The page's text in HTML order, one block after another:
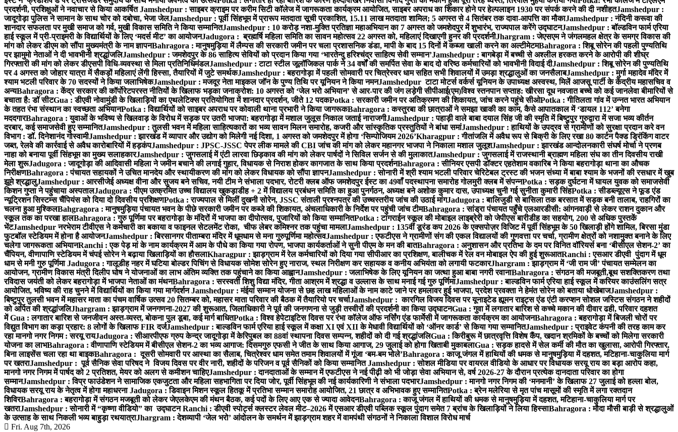
प्रदर्शनी, प्रशिक्षुओं ने नवाचार से किया आकर्षितJamshedpur : साइबर क्राइम पर करीम सिटी कॉलेज में जागरूकता कार्यक्रम आयोजित, साइबर अपराध का शिकार होने पर हेल्पलाइन 1930 पर संपर्क करने की दी नशीहतJamshedpur :
जादूगोड़ा पुलिस ने सामान के साथ चोर को दबोचा, भेजा जेलJamshedpur : पूर्वी सिंहभूम में प्रारूप मतदाता सूची प्रकाशित, 15.11 लाख मतदाता शामिल; 5 अगस्त से 4 सितंबर तक दावा-आपत्ति का मौकाJamshedpur : नंदिनी करूवा की
शानदार सफलता पर मुखी समाज को गर्व, मुखी विकास समिति ने किया सम्मानितJamshedpur : 10 करोड़ नशा-मुक्ति प्रतिज्ञा महाअभियान का 7 अगस्त को जमशेदपुर में शुभारंभ, राज्यपाल करेंगे उद्घाटनJamshedpur : बॉल्डविन फार्म एरिया
हाई स्कूल में प्री-प्राइमरी के विद्यार्थियों के लिए ‘मदर्स मीट’ का आयोजनJadugora : ब्रह्मर्षि महिला समिति का सावन महोत्सव 22 अगस्त को, महिलाएं दिखाएगी हुनर की प्रदर्शनीJhargram : जेएसएम ने जंगलमहल क्षेत्र के समग्र विकास की
मांग को लेकर डीएम को सौंपा मुख्यमंत्री के नाम ज्ञापनBahragora : मानुषमुड़िया में लैम्पस की सरकारी जमीन पर चला प्रशासनिक डंडा, मापी के बाद 15 दिनों में कब्जा खाली करने का अल्टीमेटमBahragora : शिबू सोरेन की पहली पुण्यतिथि
पर झामुमो नेताओं ने दी भावभीनी श्रद्धांजलिJamshedpur : जमशेदपुर के 86 साहित्य सेवियों को प्रदान किया गया ‘भारतेन्दु हरिश्चंद्र साहित्य सेवी सम्मान’Jamshedpur : बागबेड़ा में बच्ची से अश्लील हरकत करने के आरोपी की शीघ्र
गिरफ्तारी की मांग को लेकर डीएसपी विधि-व्यवस्था से मिला प्रतिनिधिमंडलJamshedpur : टाटा स्टील जूलॉजिकल पार्क ने 34 वर्षों की समर्पित सेवा के बाद दो वरिष्ठ कर्मचारियों को भावभीनी विदाई दीJamshedpur : शिबू सोरेन की पुण्यतिथि
पर 4 अगस्त को जोहार यात्रा में सैकड़ों महिलाएं लेंगी हिस्सा, तैयारियों में जुटे समर्थकJamshedpur : बहरागोड़ा में पहली सोमवारी पर चित्रेस्वर धाम सहित सभी शिवालयों में उमड़ा श्रद्धालुओं का जनसैलाबJamshedpur : मुर्गा महादेव मंदिर में
श्याम भटली परिवार के 70 सदस्यों ने किया जलाभिषेकJamshedpur : मजदूर नेता माइकल जॉन के पुण्य तिथि पर यूनियन ने किया नमनJamshedpur टाटा मोटर्स वर्कर्स यूनियन के उपाध्यक्ष अस्वस्थ, मिलें आजसू पार्टी के केंद्रीय महासचिव व
अन्यBahragora : केंद्र सरकार की कॉर्पोरेटपरस्त नीतियों के खिलाफ भड़का जनाक्रोश: 10 अगस्त को ‘जेल भरो अभियान’ से आर-पार की जंग लड़ेगी सीपीआई(एम)विश्व स्तनपान सप्ताह: खीरसा दूध नवजात बच्चे को कई जानलेवा बीमारियों से
बचाता है: डॉ सीटGua : डीएवी नोवामुंडी के खिलाड़ियों का एथलेटिक्स प्रतियोगिता में शानदार प्रदर्शन, जीते 12 पदकPotka : सरकारी जमीन पर अतिक्रमण की शिकायत, जांच करने पहुंचे सीओPotka : गीतिलता गांव में उन्नत भारत अभियान
के तहत रंभा संस्थान का स्वच्छता अभियानPotka : विद्यार्थियों को साइबर अपराध पर कोवाली थाना प्रभारी ने किया जागरूकBahragora : कस्तुरबा की छात्राओं ने समझा खाकी का काम, कैसे आपातकाल में ‘डायल 112’ बनेगा
मददगारBahragora : युवाओं के भविष्य से खिलवाड़ के विरोध में सड़क पर उतरी भाजपा: बहरागोड़ा में मशाल जुलूस निकाल जताई नाराजगीJamshedpur : पहाड़ी वाले बाबा दयाल सिंह जी की स्मृति में बिष्टुपुर गुरुद्वारा में सजा भव्य कीर्तन
दरबार, कई समाजसेवी हुए सम्मानितJamshedpur : तुलसी भवन में महिला साहित्यकारों का भव्य सावन मिलन समारोह, कजरी और सांस्कृतिक प्रस्तुतियों ने बांधा समांJamshedpur : हाथियों के उपद्रव से ग्रामीणों को सुरक्षा प्रदान करे वन
विभाग : डॉ. दिनेशानंद गोस्वामीJamshedpur : झारखंड में व्यापार और उद्योग को मिलेगी नई दिशा, 1 अगस्त को जमशेदपुर में होगा ‘सिम्पोजियम 2026’Kharagpur : गीतांजलि में अवैध रूप से बिक्री के लिए रखा 80 कार्टन पैक्ड ड्रिंकिंग वाटर
जब्त, रेलवे की कार्रवाई से अवैध कारोबारियों में हड़कंपJamshedpur : JPSC-JSSC पेपर लीक मामले की CBI जांच की मांग को लेकर महानगर भाजपा ने निकाला मशाल जुलूशJamshedpur : झारखंड आन्दोलनकारी संघर्ष मोर्चा ने प्रणब
नाहा को बनाया पूर्वी सिंहभूम का मुख्य सलाहकारJamshedpur : जुगसलाई में एंटी लारवा छिड़काव की मांग को लेकर पार्षदों ने सिविल सर्जन से की मुलाकातJamshedpur : जुगसलाई में राजस्थानी ब्राह्मण महिला संघ का तीन दिवसीय राखी
मेला शुरूJadugora : जादूगोड़ा की आदिवासी महिला ने जमीन बचाने की लगाई गुहार, विधायक से निराश होकर कागजात के साथ किया प्रदर्शनBahragora : सीनियर एसपी डॉक्टर एहतेशाम वकारिब ने किया बहरागोड़ा थाना का औचक
निरीक्षणBahragora : पंचायत सहायकों ने उचित मानदेय और स्थायीकरण की मांग को लेकर विधायक को सौंपा ज्ञापनJamshedpur : सोनारी में श्री श्याम भटली परिवार चेरिटेबल ट्रस्ट की भजन संध्या में बाबा श्याम के भजनों की रसधार में खुब
झूमे श्रद्धालुJamshedpur : आरसीजेई अध्यक्ष वीना और सुजय बने सचिव, नयी टीम ने संभाला पदभार, रोटरी क्लब ऑफ जमशेदपुर ईस्ट का 49वाँ पदस्थापना समारोह गोलमुरी क्लब में संपन्नPotka : सड़क दुर्घटना में घायल युवक को समाजसेवी
किशन गुप्ता ने पहुंचाया अस्पतालJadugora : पीएम उत्क्रमित उच्च विद्यालय खुकड़ाडीह + 2 में विद्यालय प्रबंधन समिति का हुआ पुनर्गठन, अध्यक्ष बने अशोक कुमार दास, उपाध्यक्ष चुनी गई सुनीता कुमारी सिंहPotka : सीडब्ल्यूएस ने फूड एंड
न्यूट्रिशन सिस्टम्स चैंपियंस को दिया दो दिवसीय प्रशिक्षणPotka : राज्यपाल से मिलीं दुखनी सोरेन, JSSC संताली प्रश्नपत्र की उच्चस्तरीय जांच की उठाई मांगJadugora : बालिजुडी से बासिला तक बरसात में सड़क बनी तालाब, राहगिरों का
चलना हुआ मुश्किलBahgragora : मानुषमुड़िया पंचायत भवन के पीछे सरकारी जमीन पर कब्जे की शिकायत, अंचलाधिकारी के निर्देश पर पहुंची जांच टीमBahragora : सांड्रा पंचायत पहुँचे एलआरडीसी: आंगनवाड़ी से लेकर राशन दुकान और
स्कूल तक का परखा हालBahragora : गुरु पूर्णिमा पर बहरागोड़ा के मंदिरों में भाजपा का दीपोत्सव, पुजारियों को किया सम्मानितPotka : टांगराईन स्कूल की मोबाइल लाइब्रेरी को जेपीएस बारीडीह का सहयोग, 200 से अधिक पुस्तकें
भेंटJamshedpur नरभेराम टीवीएस ने कर्मचारी का बकाया व फाइनल सेटलमेंट रोका, चीफ लेबर कमिश्नर तक पहुंचा मामलाJamshedpur : 135वीं डूरंड कप 2026 के एक्सपोज़र विजिट में पूर्वी सिंहभूम के 50 खिलाड़ी होंगे शामिल, बिरसा मुंडा
फुटबॉल स्टेडियम में होना है आयोजनJamshedpur : बिरसानगर पीताम्बरा मंदिर में धूमधाम से मना गुरुपूर्णिमा महोत्सवJamshedpur : एफटीएस ने ग्रामीणों संग की एकल विद्यालयों की गुणवत्ता पर चर्चा, ग्रामीण क्षेत्रों को नशामुक्त बनाने के लिए
चलेगा जागरूकता अभियानRanchi : एक पेड़ मां के नाम कार्यक्रम में आम के पौधे का किया गया रोपण, भाजपा कार्यकर्ताओं ने सुनी पीएम के मन की बातBahragora : अनुशासन और प्रतिभा के दम पर विनित वॉरियर्स बना ‘बीसीएल सेशन-2’ का
चैंपियन, वीणापाणि स्टेडियम में चंपई सोरेन ने बढ़ाया खिलाड़ियों का हौसलाKharagpur : झाड़ग्राम में रेल कर्मचारियों को दिया गया सीपीआर का प्रशिक्षण, बालीचक में रेल वन मोबाइल ऐप की हुई शुरूआतRanchi : एसआर डीएवी पुंदाग में धूम
धाम से मनी गुरु पूर्णिमाJadugora : गालूडीह नहर में घटिया बोल्डर पिचिंग से विधायक सोमेश सोरेन हुए नाराज, स्थल निरीक्षण कर सहायक व कनीय अभियंता को लगायी फटकारJhargram : झाड़ग्राम में ‘जी राम जी’ पंचायत सम्मेलन का
आयोजन, ग्रामीण विकास मंत्री दिलीप घोष ने योजनाओं का लाभ अंतिम व्यक्ति तक पहुंचाने का किया आह्वानJamshedpur : जलाभिषेक के लिए यूनियन का जत्था हुआ बाबा नगरी रवानाBahragora : संगठन की मजबूती,बूथ सशक्तिकरण तथा
रविदास जयंती को लेकर बहरागोड़ा में भाजपा नेताओं का मंथनBahragora : सरस्वती शिशु विद्या मंदिर, गीता आश्रम में श्रद्धा व उल्लास के साथ मनाई गई गुरु पूर्णिमाJamshedpur : बाल्डविन फार्म एरिया हाई स्कूल में करियर काउंसलिंग सत्र
आयोजित, भविष्य की राह चुनने में विद्यार्थियों का किया गया मार्गदर्शनJamshedpur : मंईयां सम्मान योजना से छह लाख महिलाओं के नाम काटे जाने पर हमलावर हुई भाजपा, प्रदेश प्रवक्ता ने हेमंत सोरेन को बताया धोखेबाजJamshedpur :
बिष्टुपुर तुलसी भवन में महासर माता का पंचम वार्षिक उत्सव 20 सितम्बर को, महासर माता परिवार की बैठक में तैयारियो पर चर्चाJamshedpur : कारगिल विजय दिवस पर यूनाइटेड ह्यूमन राइट्स एंड एंटी करप्शन सोशल जस्टिस संगठन ने शहीदों
को अर्पित की श्रद्धांजलिJhargram : झाड़ग्राम में जनगणना-2027 की शुरूआत, जिलाधिकारी ने पूर्व की जनगणना से जुड़ी तस्वीरों की प्रदर्शनी का किया उद्घाटनGua : गुवा में लगातार बारिश से कच्चे मकान की दीवार ढही, परिवार दहशत
मेंGua : लगातार बारिश से जनजीवन अस्त-व्यस्त, बोकना पुल डूबा, कई मार्ग बाधितPotka : विश्व हेपेटाइटिस दिवस पर रंभा कॉलेज ऑफ नर्सिंग एंड फार्मेसी में जागरूकता कार्यक्रम का आयोजनBahragora : बहरागोड़ा में बिजली चोरों पर
विद्युत विभाग का कड़ा प्रहार: 8 लोगों के खिलाफ FIR दर्जJamshedpur : बाल्डविन फार्म एरिया हाई स्कूल में कक्षा XI एवं XII के मेधावी विद्यार्थियों को ‘ऑनर कार्ड’ से किया गया सम्मानितJamshedpur : प्राइवेट कंपनी की तरह काम कर
रहा मानगो नगर निगम : सरयू रायJadugora : सीआरपीएफ ग्रुप केन्द्र जादूगोड़ा में केरिपुबल का 88वां स्थापना दिवस सम्पन्न, शहीदों को दी गई श्रद्धांजलिGua : किरीबुरू में छात्रवृत्ति विशेष कैंप, खदान श्रमिकों के बच्चों को मिलेगा सरकारी
योजना का लाभBahragora : वीणापाणि स्टेडियम में बीसीएल सेशन-2 का भव्य आगाज: दिसमगुरु एफसी ने जीत के साथ किया आगाज, 29 जुलाई को होगा खिताबी मुकाबलाGua : सड़क हादसे में सेल कर्मी की मौत का खुलासा, आरोपी गिरफ्तार,
बिना लाइसेंस चला रहा था बाइकBahragora : दूसरी सोमवारी पर आस्था का सैलाब, चित्रेश्वर धाम समेत तमाम शिवालयों में गूंजा ‘बम-बम भोले’Bahragora : काजू जंगल में हाथियों की धमक से मानुषमुड़िया में दहशत, मटिहाना-चाकुलिया मार्ग
पर खतराJamshedpur : पूर्व सैनिक सेवा परिषद ने विजय दिवस पर वीर नारी, शहीदों के परिजन व पूर्व सैनिकों को किया सम्मानितJamshedpur : सोशल मीडिया पर वायरल वीडियो के आधार पर विधायक सरयू राय का बड़ा आरोप कहा,
मानगो नगर निगम में पार्षद को 2 प्रतिशत, मेयर को अलग से कमीशन चाहिएJamshedpur : दानदाताओं के सम्मान में एफटीएस ने नई पीढ़ी को भी जोड़ा सेवा अभियान से, वर्ष 2026-27 के दौरान प्रत्येक दानदाता परिवार का होगा
सम्मानJamshedpur : विप्र फाउंडेशन ने सामाजिक एकजुटता और महिला सहभागिता पर दिया जोर, पूर्वी सिंहभूम की नई कार्यकारिणी ने संभाला पदभारJamshedpur : मानगो नगर निगम की ‘मनमानी’ के खिलाफ 27 जुलाई को हल्ला बोल,
विधायक सरयू राय के नेतृत्व में होगा महाधरनाJadugora : डिवाइन मिशन स्कूल हितकू में प्रतिभा सम्मान समारोह आयोजित, 21 छात्र व अभिभावक हुए सम्मानितPotka : ब्रेन मलेरिया से मृत पांच मासूमों की स्मृति में लगा रक्तदान
शिविरBahragora : बहरागोड़ा में संगठन मजबूती को लेकर जेएलकेएम की मंथन बैठक, कई पदों के लिए आए एक से ज्यादा आवेदनBahragora : काजू जंगल में हाथियों की धमक से मानुषमुड़िया में दहशत, मटिहाना-चाकुलिया मार्ग पर
खतराJamshedpur : सोनारी में “कृष्णा वीडियो” का उद्घाटनRanchi : डीएवी स्पोर्ट्स क्लस्टर लेवल मीट–2026 में एसआर डीएवी पब्लिक स्कूल पुंदाग समेत 7 ब्रांच के खिलाड़ियों ने लिया हिस्साBahragora : मौदा मौसी बाड़ी से श्रद्धालुओं
के उत्साह के साथ निकली भव्य बाहुड़ा रथयात्राJhargram : देशव्यापी ‘जेल भरो’ आंदोलन के समर्थन में झाड़ग्राम शहर में वामपंथी संगठनों ने निकाला विशाल विरोध मार्च
Fri. Aug 7th, 2026